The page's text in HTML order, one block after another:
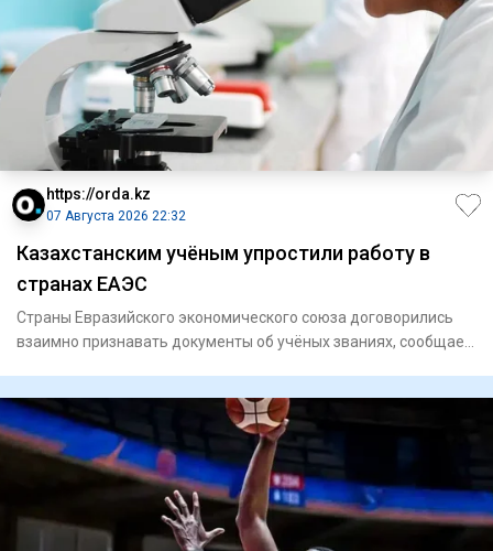
https://orda.kz
07 Августа 2026 22:32
Казахстанским учёным упростили работу в
странах ЕАЭС
Страны Евразийского экономического союза договорились
взаимно признавать документы об учёных званиях, сообщает